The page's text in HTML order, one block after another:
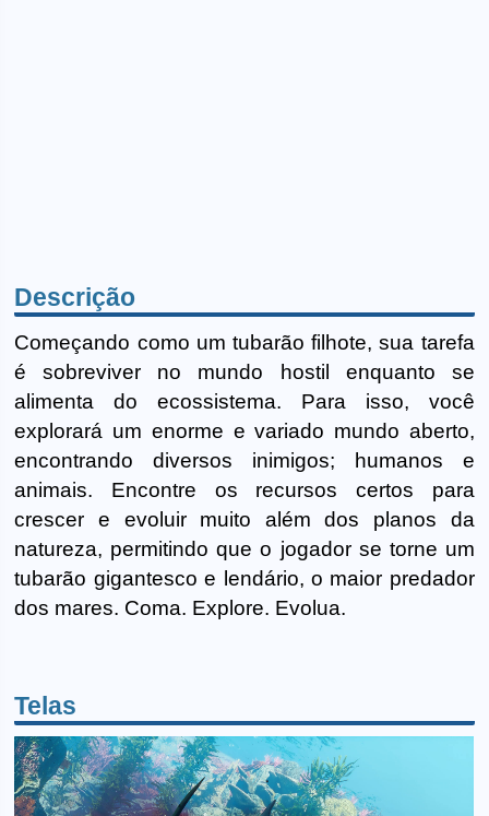
Descrição
Começando como um tubarão filhote, sua tarefa
é sobreviver no mundo hostil enquanto se
alimenta do ecossistema. Para isso, você
explorará um enorme e variado mundo aberto,
encontrando diversos inimigos; humanos e
animais. Encontre os recursos certos para
crescer e evoluir muito além dos planos da
natureza, permitindo que o jogador se torne um
tubarão gigantesco e lendário, o maior predador
dos mares. Coma. Explore. Evolua.
Telas